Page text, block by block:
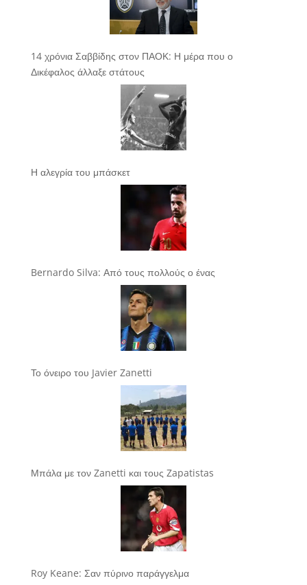
14 χρόνια Σαββίδης στον ΠΑΟΚ: Η μέρα που ο
Δικέφαλος άλλαξε στάτους
Η αλεγρία του μπάσκετ
Bernardo Silva: Από τους πολλούς ο ένας
Το όνειρο του Javier Zanetti
Μπάλα με τον Zanetti και τους Zapatistas
Roy Keane: Σαν πύρινο παράγγελμα